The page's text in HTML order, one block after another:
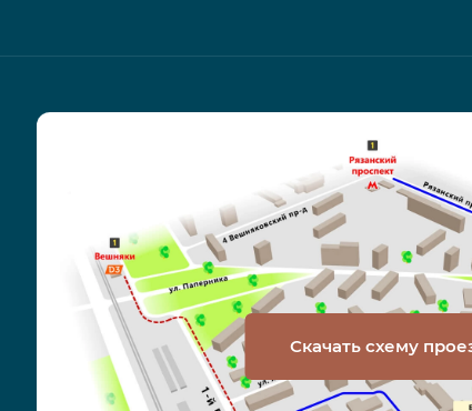
Скачать схему